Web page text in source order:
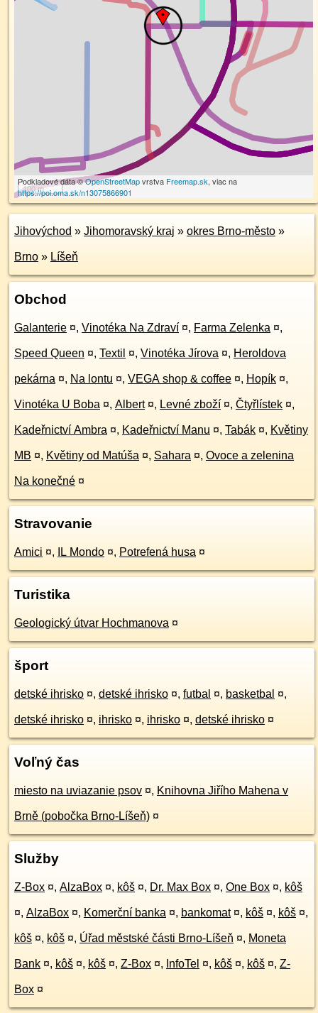
100 m
Podkladové dáta ©OpenStreetMapvrstva Freemap.sk, viac na
https://poi.oma.sk/n13075866901
Jihovýchod » Jihomoravský kraj » okres Brno-město »
Brno » Líšeň
Obchod
Galanterie ¤, Vinotéka Na Zdraví ¤, Farma Zelenka ¤,
Speed Queen ¤, Textil ¤, Vinotéka Jírova ¤, Heroldova
pekárna ¤, Na lontu ¤, VEGA shop & coffee ¤, Hopík ¤,
Vinotéka U Boba ¤, Albert ¤, Levné zboží ¤, Čtyřlístek ¤,
Kadeřnictví Ambra ¤, Kadeřnictví Manu ¤, Tabák ¤, Květiny
MB ¤, Květiny od Matúša ¤, Sahara ¤, Ovoce a zelenina
Na konečné ¤
Stravovanie
Amici ¤, IL Mondo ¤, Potrefená husa ¤
Turistika
Geologický útvar Hochmanova ¤
šport
detské ihrisko ¤, detské ihrisko ¤, futbal ¤, basketbal ¤,
detské ihrisko ¤, ihrisko ¤, ihrisko ¤, detské ihrisko ¤
Voľný čas
miesto na uviazanie psov ¤, Knihovna Jiřího Mahena v
Brně (pobočka Brno-Líšeň) ¤
Služby
Z-Box ¤, AlzaBox ¤, kôš ¤, Dr. Max Box ¤, One Box ¤, kôš
¤, AlzaBox ¤, Komerční banka ¤, bankomat ¤, kôš ¤, kôš ¤,
kôš ¤, kôš ¤, Úřad městské části Brno-Líšeň ¤, Moneta
Bank ¤, kôš ¤, kôš ¤, Z-Box ¤, InfoTel ¤, kôš ¤, kôš ¤, Z-
Box ¤